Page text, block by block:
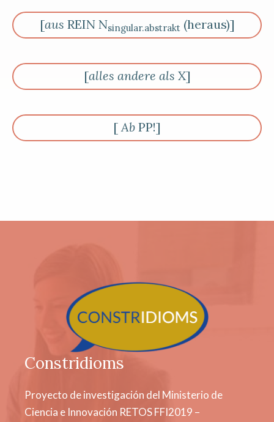
[aus REIN Nsingular.abstrakt (heraus)]
[alles andere als X]
[Ab PP!]
Constridioms
Proyecto de investigación del Ministerio de
Ciencia e Innovación RETOS FFI2019 –